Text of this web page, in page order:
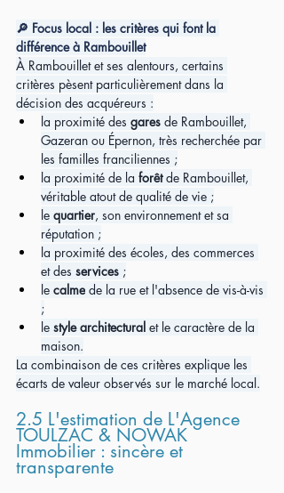
🔎 Focus local : les critères qui font la
différence à Rambouillet
À Rambouillet et ses alentours, certains
critères pèsent particulièrement dans la
décision des acquéreurs :
la proximité des gares de Rambouillet,
Gazeran ou Épernon, très recherchée par
les familles franciliennes ;
la proximité de la forêt de Rambouillet,
véritable atout de qualité de vie ;
le quartier, son environnement et sa
réputation ;
la proximité des écoles, des commerces
et des services ;
le calme de la rue et l'absence de vis-à-vis
;
le style architectural et le caractère de la
maison.
La combinaison de ces critères explique les
écarts de valeur observés sur le marché local.
2.5 L'estimation de L'Agence
TOULZAC & NOWAK
Immobilier : sincère et
transparente